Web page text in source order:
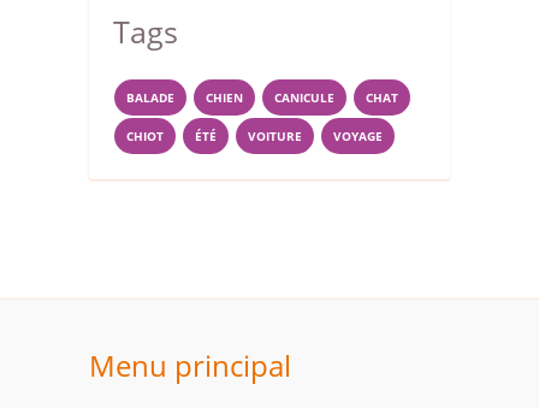
Tags
BALADE CHIEN CANICULE CHAT
CHIOT ÉTÉ VOITURE VOYAGE
Menu principal